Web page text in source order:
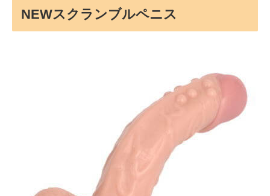
NEWスクランブルペニス